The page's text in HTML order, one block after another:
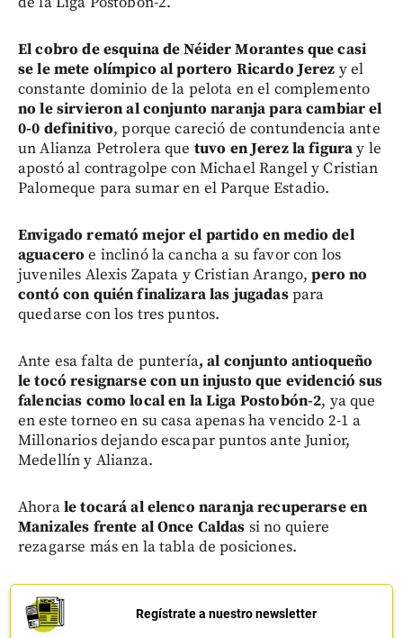
El cobro de esquina de Néider Morantes que casi
se le mete olímpico al portero Ricardo Jerez y el
constante dominio de la pelota en el complemento
no le sirvieron al conjunto naranja para cambiar el
0-0 definitivo, porque careció de contundencia ante
un Alianza Petrolera que tuvo en Jerez la figuray le
apostó al contragolpe con Michael Rangel y Cristian
Palomeque para sumar en el Parque Estadio.
Envigado remató mejor el partido en medio del
aguacero e inclinó la cancha a su favor con los
juveniles Alexis Zapata y Cristian Arango,pero no
contó con quién finalizara las jugadaspara
quedarse con los tres puntos.
Ante esa falta de puntería, al conjunto antioqueño
le tocó resignarse con un injusto que evidenció sus
falencias como local en la Liga Postobón-2, ya que
en este torneo en su casa apenas ha vencido 2-1 a
Millonarios dejando escapar puntos ante Junior,
Medellín y Alianza.
Ahorale tocará al elenco naranja recuperarse en
Manizales frente al Once Caldas si no quiere
rezagarse más en la tabla de posiciones.
Regístrate a nuestro newsletter